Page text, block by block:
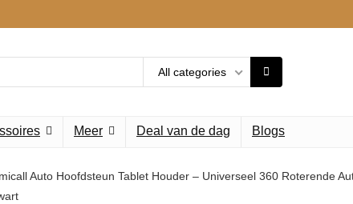
All categories
Meer Deal van de dag Blogs
Auto Hoofdsteun Tablet Houder – Universeel 360 Roterende